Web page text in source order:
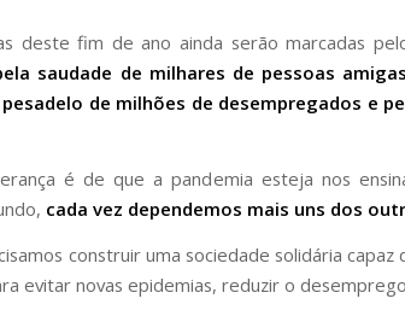
deste fim de ano ainda serão marcadas
saudade de milhares de pessoas
pesadelo de milhões de desempregados e
é de que a pandemia esteja nos
cada vez dependemos mais uns dos
construir uma sociedade solidária capaz
evitar novas epidemias, reduzir o